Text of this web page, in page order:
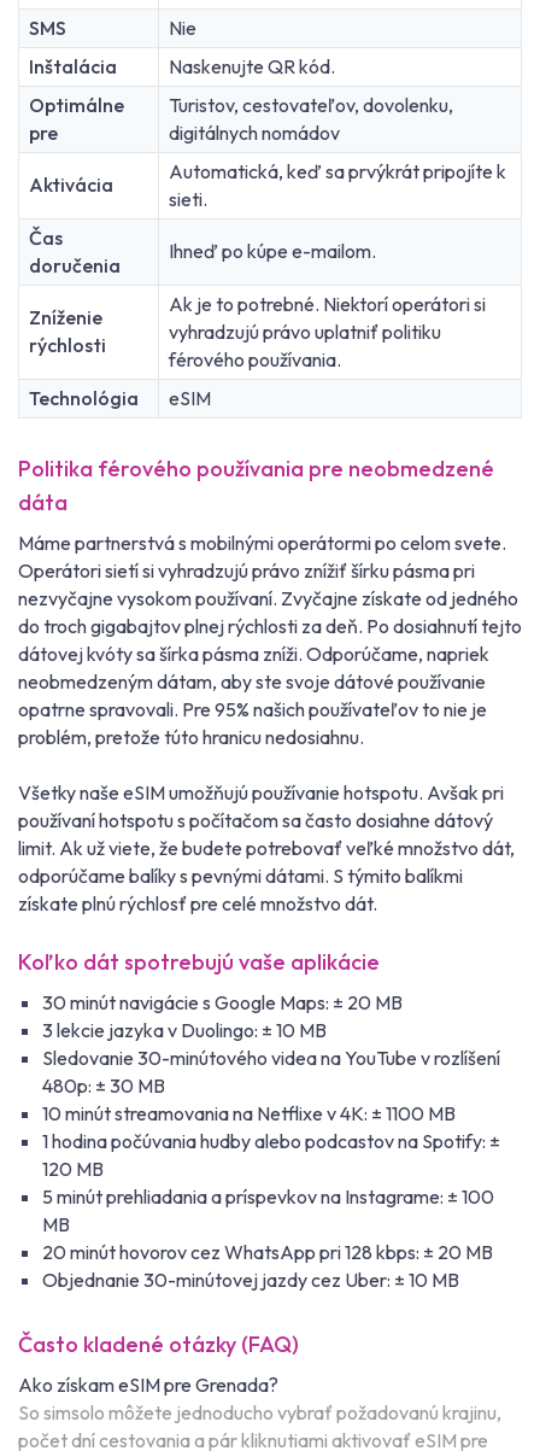
SMS
Nie
Inštalácia
Naskenujte QR kód.
Optimálne
pre
Turistov, cestovateľov, dovolenku,
digitálnych nomádov
Aktivácia
Automatická, keď sa prvýkrát pripojíte k
sieti.
Čas
doručenia
Ihneď po kúpe e-mailom.
Zníženie
rýchlosti
Ak je to potrebné. Niektorí operátori si
vyhradzujú právo uplatniť politiku
férového používania.
Technológia
eSIM
Politika férového používania pre neobmedzené
dáta
Máme partnerstvá s mobilnými operátormi po celom svete.
Operátori sietí si vyhradzujú právo znížiť šírku pásma pri
nezvyčajne vysokom používaní. Zvyčajne získate od jedného
do troch gigabajtov plnej rýchlosti za deň. Po dosiahnutí tejto
dátovej kvóty sa šírka pásma zníži. Odporúčame, napriek
neobmedzeným dátam, aby ste svoje dátové používanie
opatrne spravovali. Pre 95% našich používateľov to nie je
problém, pretože túto hranicu nedosiahnu.
Všetky naše eSIM umožňujú používanie hotspotu. Avšak pri
používaní hotspotu s počítačom sa často dosiahne dátový
limit. Ak už viete, že budete potrebovať veľké množstvo dát,
odporúčame balíky s pevnými dátami. S týmito balíkmi
získate plnú rýchlosť pre celé množstvo dát.
Koľko dát spotrebujú vaše aplikácie
30 minút navigácie s Google Maps: ± 20 MB
3 lekcie jazyka v Duolingo: ± 10 MB
Sledovanie 30-minútového videa na YouTube v rozlíšení
480p: ± 30 MB
10 minút streamovania na Netflixe v 4K: ± 1100 MB
1 hodina počúvania hudby alebo podcastov na Spotify: ±
120 MB
5 minút prehliadania a príspevkov na Instagrame: ± 100
MB
20 minút hovorov cez WhatsApp pri 128 kbps: ± 20 MB
Objednanie 30-minútovej jazdy cez Uber: ± 10 MB
Často kladené otázky (FAQ)
Ako získam eSIM pre Grenada?
So simsolo môžete jednoducho vybrať požadovanú krajinu,
počet dní cestovania a pár kliknutiami aktivovať eSIM pre